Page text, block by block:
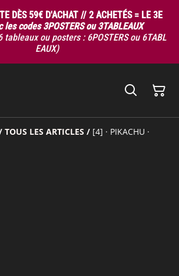
DÈS 59€ D'ACHAT // 2 ACHETÉS = LE 3E
les codes 3POSTERS ou 3TABLEAUX
ou posters : 6POSTERS ou 6TABL
EAUX)
TOUS LES ARTICLES / [4] · PIKACHU ·